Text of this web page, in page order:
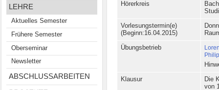
LEHRE
Aktuelles Semester
Frühere Semester
Oberseminar
Newsletter
ABSCHLUSSARBEITEN
Hörerkreis
Vorlesungstermin(e)
(Beginn:16.04.2015)
Übungsbetrieb
Klausur
Die
von